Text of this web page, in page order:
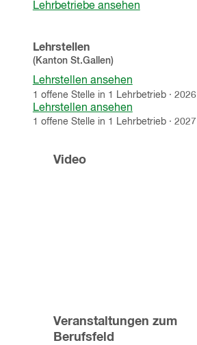
Lehrbetriebe ansehen
Lehrstellen
(Kanton St.Gallen)
Lehrstellen ansehen
1 offene Stelle in 1 Lehrbetrieb· 2026
Lehrstellen ansehen
1 offene Stelle in 1 Lehrbetrieb· 2027
Video
Veranstaltungen zum
Berufsfeld